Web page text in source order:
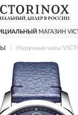
МАГАЗИН
Наручные часы